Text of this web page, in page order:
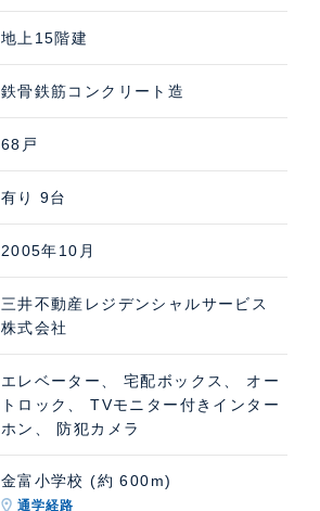
地上15階建
鉄骨鉄筋コンクリート造
68戸
有り 9台
2005年10月
三井不動産レジデンシャルサービス
株式会社
エレベーター、 宅配ボックス、 オー
トロック、 TVモニター付きインター
ホン、 防犯カメラ
金富小学校 (約 600m)
通学経路